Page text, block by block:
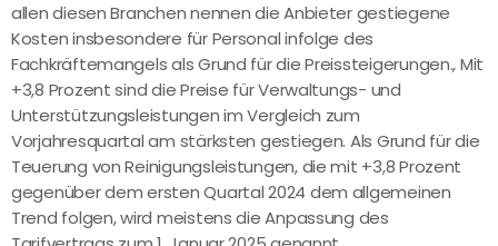
allen diesen Branchen nennen die Anbieter gestiegene
Kosten insbesondere für Personal infolge des
Fachkräftemangels als Grund für die Preissteigerungen., Mit
+3,8 Prozent sind die Preise für Verwaltungs- und
Unterstützungsleistungen im Vergleich zum
Vorjahresquartal am stärksten gestiegen. Als Grund für die
Teuerung von Reinigungsleistungen, die mit +3,8 Prozent
gegenüber dem ersten Quartal 2024 dem allgemeinen
Trend folgen, wird meistens die Anpassung des